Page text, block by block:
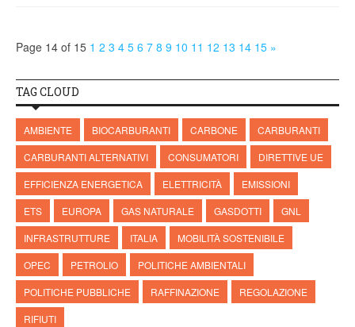
Page 14 of 15 1 2 3 4 5 6 7 8 9 10 11 12 13 14 15 »
TAG CLOUD
AMBIENTE BIOCARBURANTI CARBONE
CARBURANTI
CARBURANTI ALTERNATIVI
CONSUMATORI
DIRETTIVE UE
EFFICIENZA ENERGETICA
ELETTRICITÀ
EMISSIONI
ETS
EUROPA GAS NATURALE GASDOTTI
GNL
INFRASTRUTTURE
ITALIA
MOBILITÀ SOSTENIBILE
OPEC
PETROLIO
POLITICHE AMBIENTALI
POLITICHE PUBBLICHE
RAFFINAZIONE
REGOLAZIONE
RIFIUTI